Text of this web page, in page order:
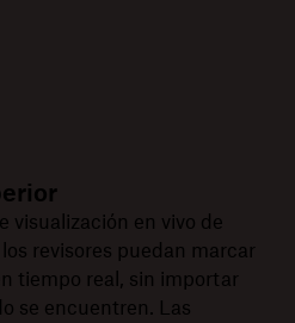
visualización en vivo de
revisores puedan marcar
tiempo real, sin importar
se encuentren. Las